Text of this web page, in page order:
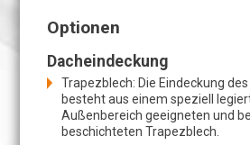
Optionen
Dacheindeckung
Trapezblech: Die Eindeckung
besteht aus einem speziell
Außenbereich geeigneten und
beschichteten Trapezblech.